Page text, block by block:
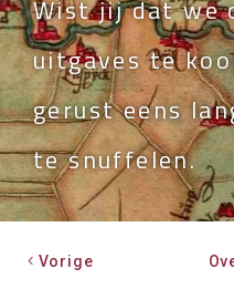
ARCHEOLOGIE
HISTORIE
BEELDBANK
KASTELEN IN WEST
WO II
OVER HKWB
Wist jij dat we
uitgaves te
gerust eens
te snuffelen.
Vorige